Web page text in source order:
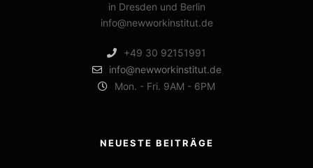
in Dresden und Berlin
info@newworkinstitut.de
+49 30 92151991
info@newworkinstitut.de
Mon. - Fri. 9AM - 6PM
NEUESTE BEITRÄGE